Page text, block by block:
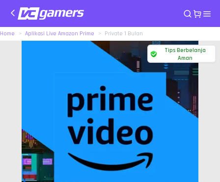
Home Aplikasi Live Amazon Prime Private 1 Bulan
Tips Berbelanja
Aman